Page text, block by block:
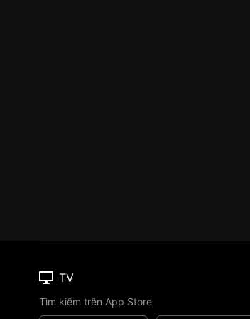
TV
Tìm kiếm trên App Store